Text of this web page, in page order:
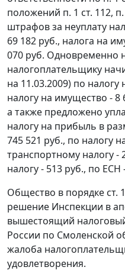
положений п. 1 ст. 112,
штрафов за неуплату
69 182 руб., налога на
070 руб. Одновременно
налогоплательщику
на 11.03.2009) по
налогу на имущество - 8
а также предложено
налогу на прибыль в
745 521 руб., по налогу
транспортному налогу -
налогу - 513 руб., по ЕСН
Общество в порядке ст.
решение Инспекции в
вышестоящий
России по Смоленской
жалоба
удовлетворения.